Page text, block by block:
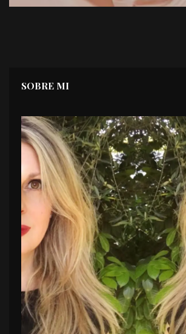
SOBRE MI